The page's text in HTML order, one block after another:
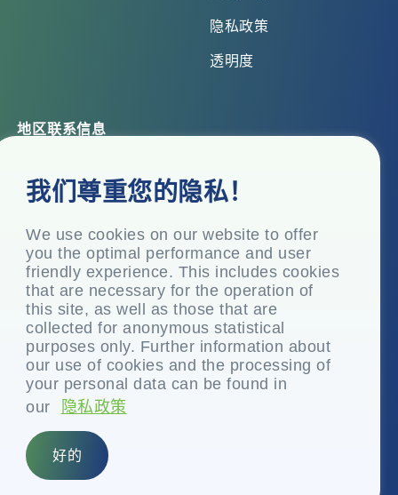
我们尊重您的隐私！
We use cookies on our website to offer
you the optimal performance and user
friendly experience. This includes cookies
that are necessary for the operation of
this site, as well as those that are
collected for anonymous statistical
purposes only. Further information about
our use of cookies and the processing of
your personal data can be found in
our
隐私政策
好的
隐私政策
透明度
地区联系信息
Top Floor, Times Tower, Kamala City, Senapati Bapat
Marg, Lower Parel, Mumbai – 400 013, Maharashtra,
注册办事处
P.O. Vasind, Taluka Shahapur, Dist.
+91-22-24819000
info@eplglobal.com
Chinese
版权所有 © 2026- EPL 有限公司